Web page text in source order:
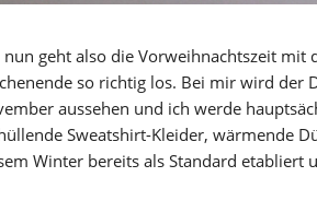
nun geht also die Vorweihnachtszeit mit
so richtig los. Bei mir wird der
aussehen und ich werde
Sweatshirt-Kleider, wärmende
Winter bereits als Standard etabliert